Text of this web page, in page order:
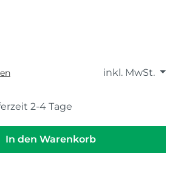
inkl. MwSt.
2-4 Tage
Wert ein oder benutze die
In den Warenkorb